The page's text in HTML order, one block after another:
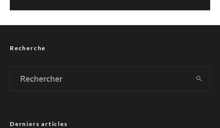
Recherche
Derniers articles